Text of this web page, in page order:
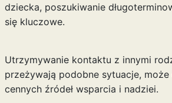
dziecka, poszukiwanie
się kluczowe.
Utrzymywanie kontaktu z innymi
przeżywają podobne sytuacje,
cennych źródeł wsparcia i nadziei.